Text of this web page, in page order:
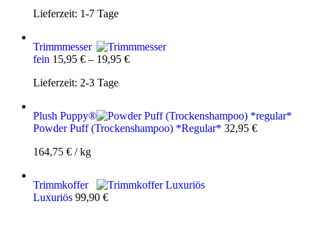
Lieferzeit: 1-7 Tage
Trimmmesser
fein 15,95 € – 19,95 €
Lieferzeit: 2-3 Tage
Plush Puppy®
Powder Puff (Trockenshampoo) *Regular* 32,95 €
164,75 € /kg
Trimmkoffer
Luxuriös 99,90 €